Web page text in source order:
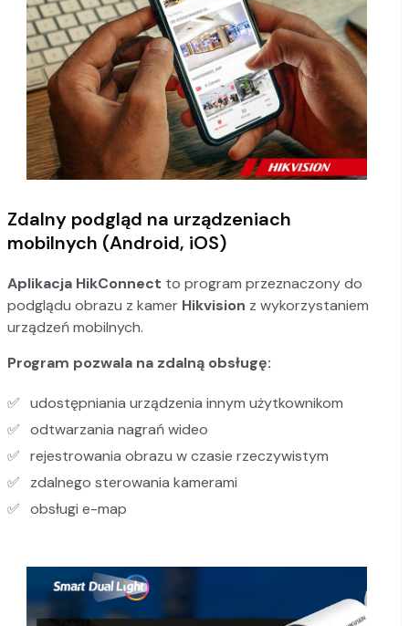
Zdalny podgląd na urządzeniach
mobilnych (Android, iOS)
Aplikacja HikConnect to program przeznaczony do
podglądu obrazu z kamer Hikvision z wykorzystaniem
urządzeń mobilnych.
Program pozwala na zdalną obsługę:
udostępniania urządzenia innym użytkownikom
odtwarzania nagrań wideo
rejestrowania obrazu w czasie rzeczywistym
zdalnego sterowania kamerami
obsługi e-map